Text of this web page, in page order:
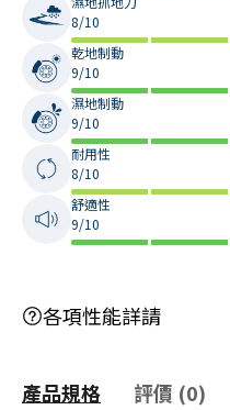
8/10
乾地制動
9/10
濕地制動
9/10
耐用性
8/10
舒適性
9/10
各項性能詳請
產品規格 評價 (0)